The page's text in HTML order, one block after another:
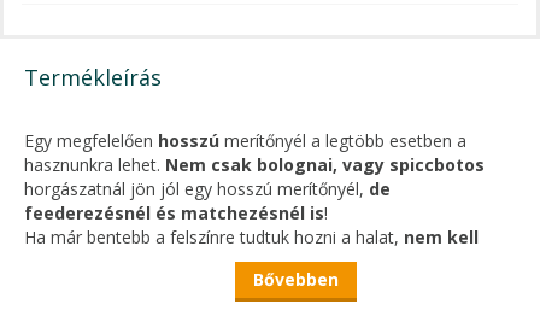
Termékleírás
Egy megfelelően hosszú merítőnyél a legtöbb esetben a
hasznunkra lehet. Nem csak bolognai, vagy spiccbotos
horgászatnál jön jól egy hosszú merítőnyél, de
feederezésnél és matchezésnél is!
Ha már bentebb a felszínre tudtuk hozni a halat, nem kell
húznia part közelébe!
Gyorsan, könnyen megszákolható.Bővebben